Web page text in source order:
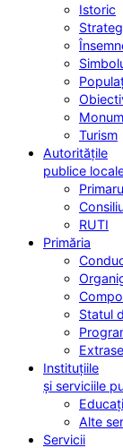
Istoric
Turism
Autoritățile
publice
RUTI
Primăria
Statul
Instituțiile
și serviciile
Alte
Servicii